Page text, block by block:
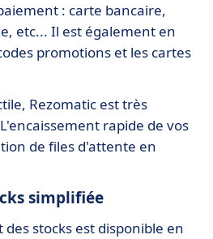
: carte bancaire,
etc... Il est également en
promotions et les cartes
Rezomatic est très
rapide de vos
de files d'attente en
simplifiée
stocks est disponible en